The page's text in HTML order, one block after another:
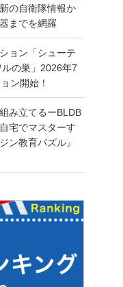
の自衛隊情報か
までを網羅
ョン「シューテ
の巣」2026年7
ン開始！
み立てるーBLDB
宅でマスターす
ン教育パズル』